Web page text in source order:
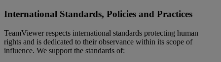
International Standards, Policies and Practices
TeamViewer respects international standards protecting human
rights and is dedicated to their observance within its scope of
influence. We support the standards of: